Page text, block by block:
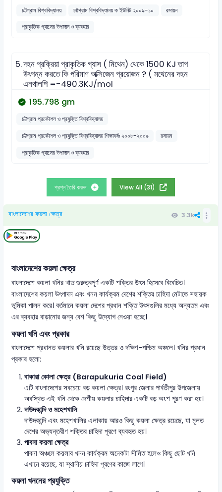
চট্টগ্রাম বিশ্ববিদ্যালয় চট্টগ্রাম বিশ্ববিদ্যালয় ক ইউনিট ২০০৯-১০
রসায়ন
প্রাকৃতিক গ্যাসের উপাদান ও ব্যবহার
5.দহন প্রক্রিয়া প্রাকৃতিক গ্যাস ( মিথেন) থেকে 1500 KJ তাপ
উৎপন্ন করতে কি পরিমাণ অক্সিজেন প্রয়োজন ? ( মথেনের দহন
এনথালপি =-490.3KJ/mol
195.798 gm
চট্টগ্রাম প্রকৌশল ও প্রযুক্তি বিশ্ববিদ্যালয়
চট্টগ্রাম প্রকৌশল ও প্রযুক্তি বিশ্ববিদ্যালয় শিক্ষাবর্ষঃ ২০০৮-২০০৯
রসায়ন
প্রাকৃতিক গ্যাসের উপাদান ও ব্যবহার
প্রশ্ন তৈরি করুন View All (31)
বাংলাদেশের কয়লা ক্ষেত্র 3.3k
বাংলাদেশের কয়লা ক্ষেত্র
বাংলাদেশে কয়লা খনির খাত গুরুত্বপূর্ণ একটি শক্তির উৎস হিসেবে বিবেচিত।
বাংলাদেশের কয়লা উৎপাদন এবং খনন কার্যক্রম দেশের শক্তির চাহিদা মেটাতে সহায়ক
ভূমিকা পালন করে। বর্তমানে কয়লা দেশের প্রধান শক্তি উৎসগুলির মধ্যে অন্যতম এবং
এর ব্যবহার বাড়ানোর জন্য বেশ কিছু উদ্যোগ নেওয়া হচ্ছে।
কয়লা খনি এবং প্রকার
বাংলাদেশে প্রধানত কয়লার খনি রয়েছে উত্তর ও দক্ষিণ-পশ্চিম অঞ্চলে। খনির প্রধান
প্রকার হলো:
বাকারা কোলা ক্ষেত্র (Barapukuria Coal Field)
এটি বাংলাদেশের সবচেয়ে বড় কয়লা ক্ষেত্র। রংপুর জেলার পার্বতীপুর উপজেলায়
অবস্থিত এই খনি থেকে দেশীয় কয়লার চাহিদার একটি বড় অংশ পূরণ করা হয়।
দাউদকান্দি ও মহেশখালি
দাউদকান্দি এবং মহেশখালির এলাকায় আরও কিছু কয়লা ক্ষেত্র রয়েছে, যা মূলত
দেশের অভ্যন্তরীণ শক্তির চাহিদা পূরণে ব্যবহৃত হয়।
পাবনা কয়লা ক্ষেত্র
পাবনা অঞ্চলে কয়লার খনন কার্যক্রম অনেকটা সীমিত হলেও কিছু ছোট খনি
এখানে রয়েছে, যা স্থানীয় চাহিদা পূরণের কাজে লাগে।
কয়লা খননের প্রযুক্তি